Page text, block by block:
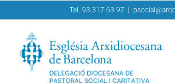
to
Tel. 93 317 63 97